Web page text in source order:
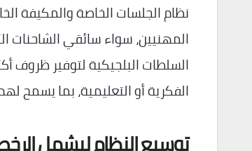
نظام الجلسات الخاصة والمكيفة
المهنيين، سواء سائقي الشاحنات
السلطات البلجيكية لتوفير ظروف
الفكرية أو التعليمية، بما يسمح